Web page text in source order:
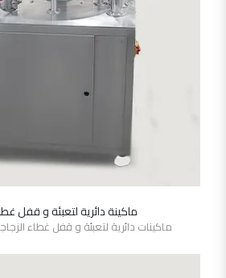
SHOW DETAILS
ماكينة دائرية لتعبئة و قفل
ماكينات دائرية لتعبئة و قفل غطاء